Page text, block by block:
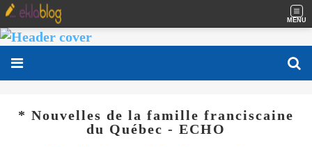
MENU
* Nouvelles de la famille franciscaine
du Québec - ECHO